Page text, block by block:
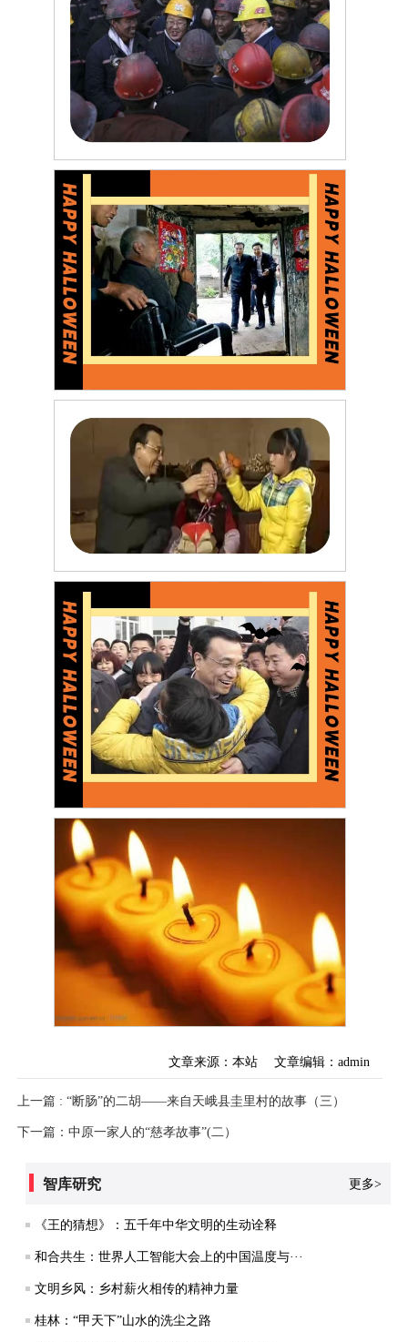
文章来源：本站 文章编辑：admin
上一篇 : “断肠”的二胡——来自天峨县圭里村的故事（三）
下一篇：中原一家人的“慈孝故事”(二）
智库研究 更多>
《王的猜想》：五千年中华文明的生动诠释
和合共生：世界人工智能大会上的中国温度与···
文明乡风：乡村薪火相传的精神力量
桂林：“甲天下”山水的洗尘之路